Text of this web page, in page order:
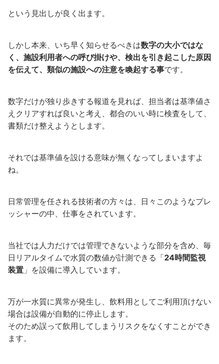
という見出しが良く出ます。
しかし本来、いち早く知らせるべきは数字の大小ではな
く、施設利用者への呼び掛けや、検出を引き起こした原因
を伝えて、類似の施設への注意を喚起する事です。
数字だけが独り歩きする報道を見れば、担当者は基準値さ
えクリアすれば良いと考え、都合のいい時に検査をして、
書類だけ整えようとします。
それでは基準値を設ける意味が無くなってしまいますよ
ね。
日常管理を任される技術者の方々は、日々このようなプレ
ッシャーの中、仕事をされています。
当社では人力だけでは管理できないような部分を含め、毎
日リアルタイムで水質の数値が計測できる「24時間監視
装置 」を設備に導入しています。
万が一水質に異常が発生し、飲料用としてご利用頂けない
場合は設備が自動的に停止します。
そのため誤って飲用してしまうリスクをなくすことができ
ます。